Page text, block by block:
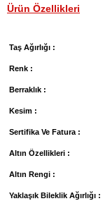
Ürün Özellikleri
Taş Ağırlığı :
Renk :
Berraklık :
Kesim :
Sertifika Ve Fatura :
Altın Özellikleri :
Altın Rengi :
Yaklaşık Bileklik Ağırlığı :